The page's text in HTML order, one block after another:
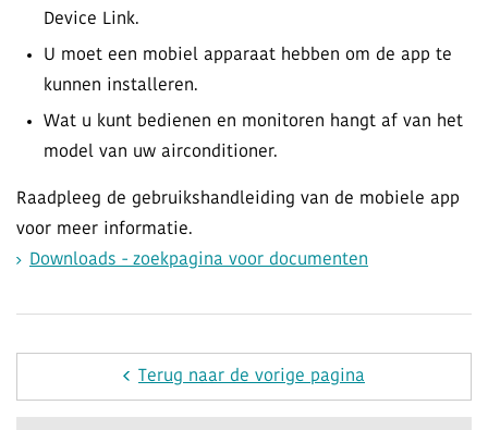
Device Link.
U moet een mobiel apparaat hebben om de app te
kunnen installeren.
Wat u kunt bedienen en monitoren hangt af van het
model van uw airconditioner.
Raadpleeg de gebruikshandleiding van de mobiele app
voor meer informatie.
Downloads - zoekpagina voor documenten
Terug naar de vorige pagina